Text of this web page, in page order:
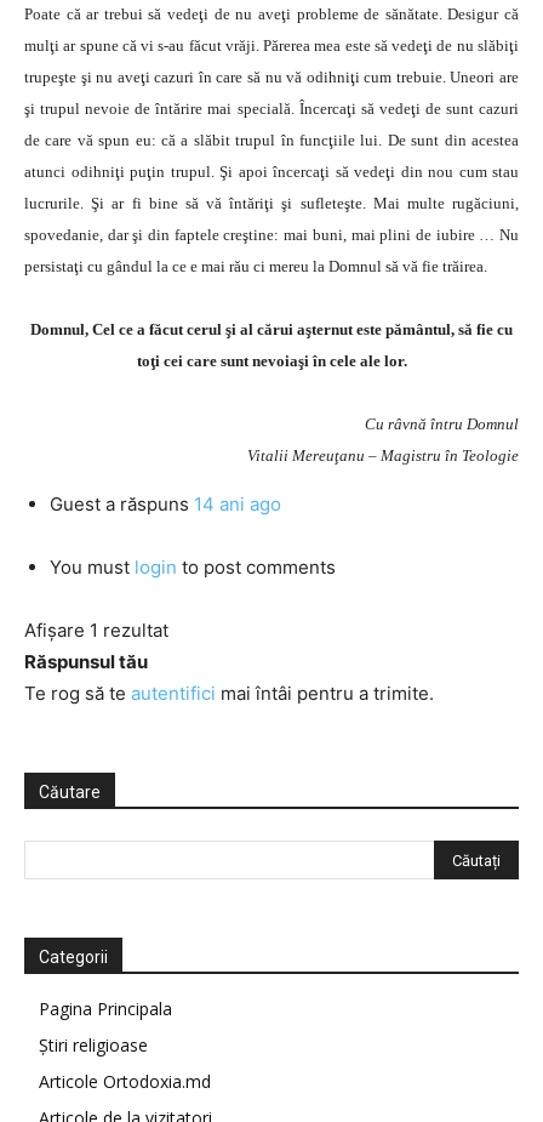
Poate că ar trebui să vedeţi de nu aveţi probleme de sănătate. Desigur că
mulţi ar spune că vi s-au făcut vrăji. Părerea mea este să vedeţi de nu slăbiţi
trupeşte şi nu aveţi cazuri în care să nu vă odihniţi cum trebuie. Uneori are
şi trupul nevoie de întărire mai specială. Încercaţi să vedeţi de sunt cazuri
de care vă spun eu: că a slăbit trupul în funcţiile lui. De sunt din acestea
atunci odihniţi puţin trupul. Şi apoi încercaţi să vedeţi din nou cum stau
lucrurile. Şi ar fi bine să vă întăriţi şi sufleteşte. Mai multe rugăciuni,
spovedanie, dar şi din faptele creştine: mai buni, mai plini de iubire … Nu
persistaţi cu gândul la ce e mai rău ci mereu la Domnul să vă fie trăirea.
Domnul, Cel ce a făcut cerul şi al cărui aşternut este pământul, să fie cu
toţi cei care sunt nevoiaşi în cele ale lor.
Cu râvnă întru Domnul
Vitalii Mereuţanu – Magistru în Teologie
Guest a răspuns 14 ani ago
You must login to post comments
Afișare 1 rezultat
Răspunsul tău
Te rog să te autentifici mai întâi pentru a trimite.
Căutare
Categorii
Pagina Principala
Știri religioase
Articole Ortodoxia.md